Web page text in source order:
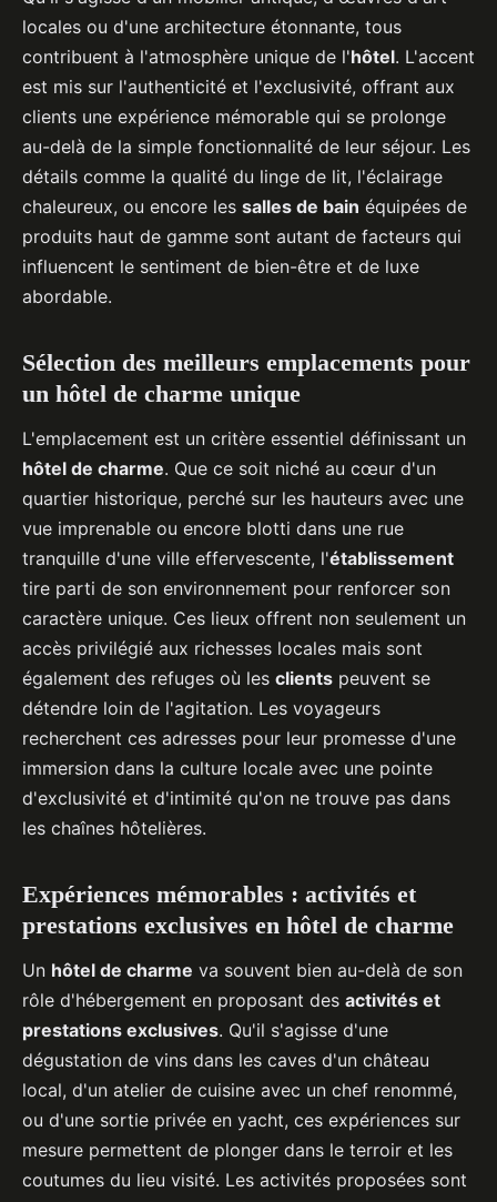
locales ou d'une architecture étonnante, tous
contribuent à l'atmosphère unique de l'hôtel. L'accent
est mis sur l'authenticité et l'exclusivité, offrant aux
clients une expérience mémorable qui se prolonge
au-delà de la simple fonctionnalité de leur séjour. Les
détails comme la qualité du linge de lit, l'éclairage
chaleureux, ou encore les salles de bain équipées de
produits haut de gamme sont autant de facteurs qui
influencent le sentiment de bien-être et de luxe
abordable.
Sélection des meilleurs emplacements pour
un hôtel de charme unique
L'emplacement est un critère essentiel définissant un
hôtel de charme. Que ce soit niché au cœur d'un
quartier historique, perché sur les hauteurs avec une
vue imprenable ou encore blotti dans une rue
tranquille d'une ville effervescente, l'établissement
tire parti de son environnement pour renforcer son
caractère unique. Ces lieux offrent non seulement un
accès privilégié aux richesses locales mais sont
également des refuges où les clients peuvent se
détendre loin de l'agitation. Les voyageurs
recherchent ces adresses pour leur promesse d'une
immersion dans la culture locale avec une pointe
d'exclusivité et d'intimité qu'on ne trouve pas dans
les chaînes hôtelières.
Expériences mémorables : activités et
prestations exclusives en hôtel de charme
Un hôtel de charme va souvent bien au-delà de son
rôle d'hébergement en proposant des activités et
prestations exclusives. Qu'il s'agisse d'une
dégustation de vins dans les caves d'un château
local, d'un atelier de cuisine avec un chef renommé,
ou d'une sortie privée en yacht, ces expériences sur
mesure permettent de plonger dans le terroir et les
coutumes du lieu visité. Les activités proposées sont